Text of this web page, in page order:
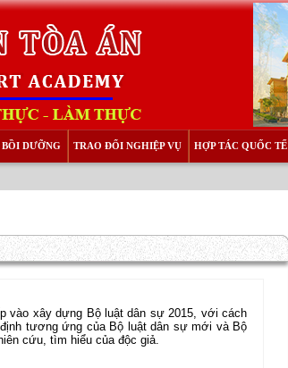
DƯỠNG TRAO ĐỔI NGHIỆP VỤ HỢP TÁC QUỐC TẾ
vào xây dựng Bộ luật dân sự 2015, với cách
tương ứng của Bộ luật dân sự mới và Bộ
cứu, tìm hiểu của độc giả.